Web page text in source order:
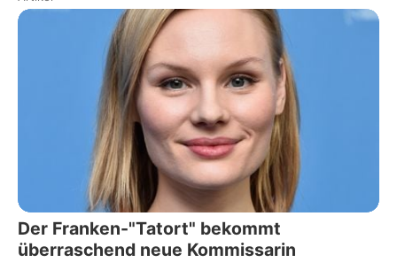
Der Franken-"Tatort" bekommt
überraschend neue Kommissarin